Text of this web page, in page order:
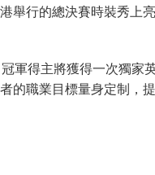
行的總決賽時裝秀上
得主將獲得一次獨
職業目標量身定制，